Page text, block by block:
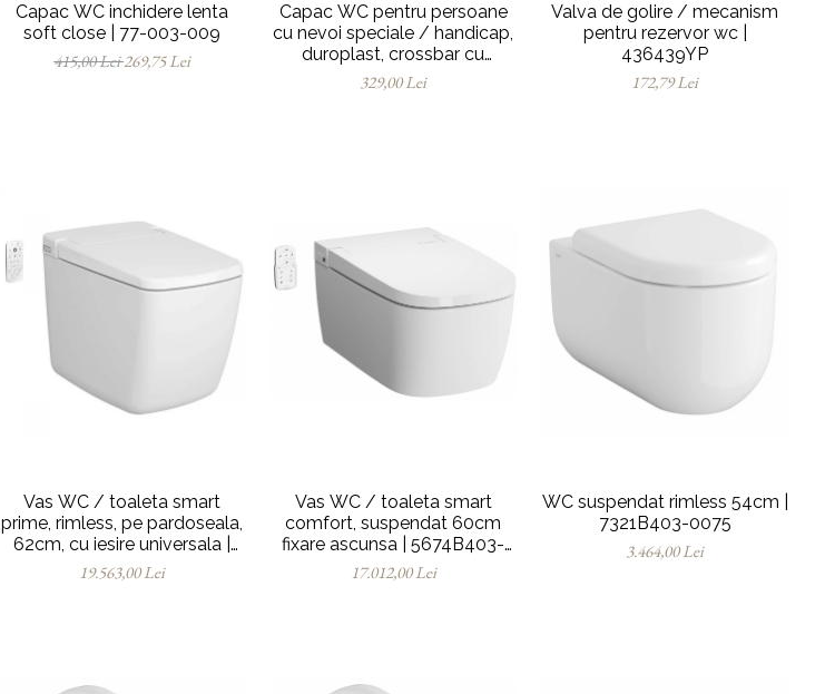
Capac WC inchidere lenta
soft close | 77-003-009
415,00 Lei269,75 Lei
Capac WC pentru persoane
cu nevoi speciale / handicap,
duroplast, crossbar cu
balamale metalice, fixare de
sus | 128-003-006
329,00 Lei
Valva de golire / mecanism
pentru rezervor wc |
436439YP
172,79 Lei
Vas WC / toaleta smart
prime, rimless, pe pardoseala,
62cm, cu iesire universala |
7232B403-6217
19.563,00 Lei
Vas WC / toaleta smart
comfort, suspendat 60cm
fixare ascunsa | 5674B403-
6194
17.012,00 Lei
WC suspendat rimless 54cm |
7321B403-0075
3.464,00 Lei